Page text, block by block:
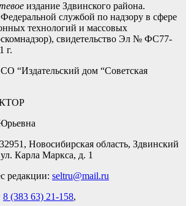
издание Здвинского района.
службой по надзору в сфере
технологий и массовых
свидетельство Эл № ФС77-
г.
“Издательский дом “Советская
Новосибирская область, Здвинский
Карла Маркса, д. 1
редакции: seltru@mail.ru
8 (383 63) 21-158,